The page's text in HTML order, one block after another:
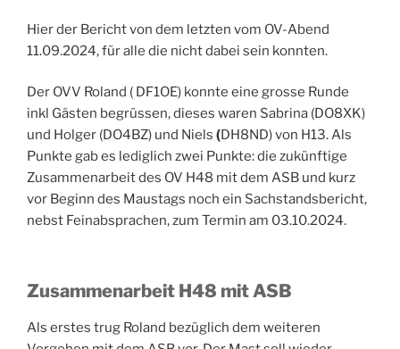
Hier der Bericht von dem letzten vom OV-Abend
11.09.2024, für alle die nicht dabei sein konnten.
Der OVV Roland ( DF1OE) konnte eine grosse Runde
inkl Gästen begrüssen, dieses waren Sabrina (DO8XK)
und Holger (DO4BZ) und Niels (DH8ND) von H13. Als
Punkte gab es lediglich zwei Punkte: die zukünftige
Zusammenarbeit des OV H48 mit dem ASB und kurz
vor Beginn des Maustags noch ein Sachstandsbericht,
nebst Feinabsprachen, zum Termin am 03.10.2024.
Zusammenarbeit H48 mit ASB
Als erstes trug Roland bezüglich dem weiteren